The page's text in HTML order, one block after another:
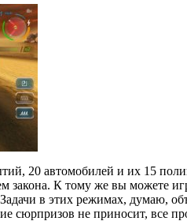
20 автомобилей и их 15
К тому же вы можете
в этих режимах, думаю,
сюрпризов не приносит, все